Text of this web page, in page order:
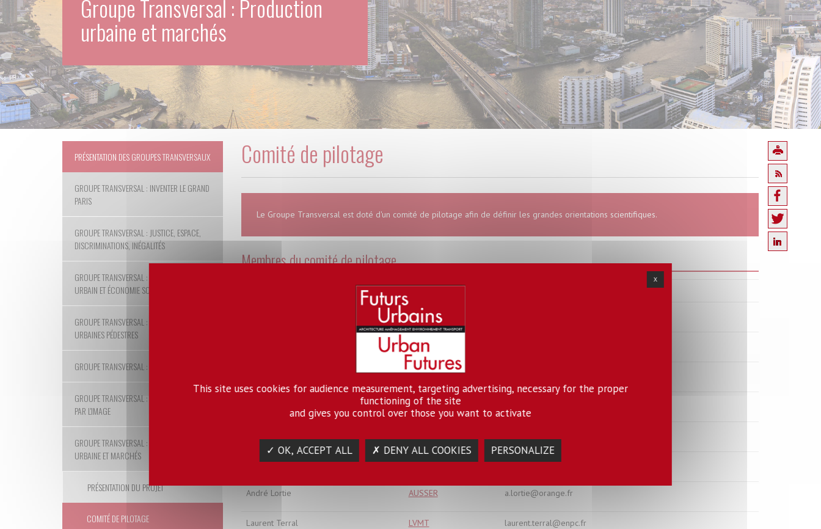
Groupe Transversal : Production
urbaine et marchés
PRÉSENTATION DES GROUPES TRANSVERSAUX
GROUPE TRANSVERSAL : INVENTER LE GRAND
PARIS
GROUPE TRANSVERSAL : JUSTICE, ESPACE,
DISCRIMINATIONS, INÉGALITÉS
GROUPE TRANSVERSAL : MÉTABOLISME
URBAIN ET ÉCONOMIE SOBRE ET CIRCULAIRE
GROUPE TRANSVERSAL : MOBILITÉS
URBAINES PÉDESTRES
GROUPE TRANSVERSAL : NATURES URBAINES
GROUPE TRANSVERSAL : PENSER L'URBAIN
PAR L'IMAGE
GROUPE TRANSVERSAL : PRODUCTION
URBAINE ET MARCHÉS
PRÉSENTATION DU PROJET
COMITÉ DE PILOTAGE
Comité de pilotage
Le Groupe Transversal est doté d'un comité de pilotage afin de définir les grandes orientations scientifiques.
Membres du comité de pilotage
LAB'URBA
AUSSER
ACP
LATTS
Ludovic Halbert LATTS ludovic.halbert@enpc.fr
André Lortie AUSSER a.lortie@orange.fr
Laurent Terral LVMT laurent.terral@enpc.fr
X
This site uses cookies for audience measurement, targeting advertising, necessary for the proper
functioning of the site
and gives you control over those you want to activate
✓ OK, ACCEPT ALL ✗ DENY ALL COOKIES PERSONALIZE